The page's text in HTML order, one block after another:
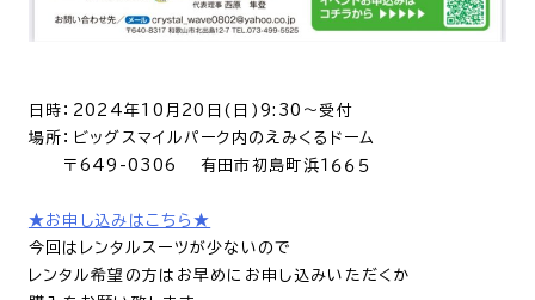
日時：2024年10月20日(日)9:30〜受付
場所：ビッグスマイルパーク内のえみくるドーム
〒649-0306 有田市初島町浜１６６５
★お申し込みはこちら★
今回はレンタルスーツが少ないので
レンタル希望の方はお早めにお申し込みいただくか